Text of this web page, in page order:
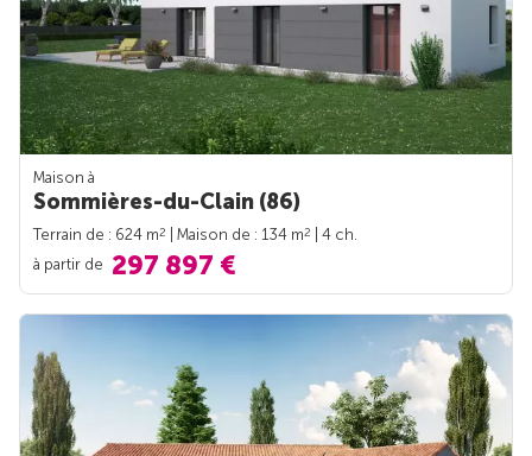
Maison à
Sommières-du-Clain (86)
Terrain de : 624 m2 | Maison de : 134 m2
| 4 ch.
à partir de 297 897 €